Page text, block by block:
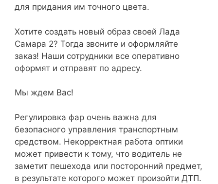
для придания им точного цвета.
Хотите создать новый образ своей Лада
Самара 2? Тогда звоните и оформляйте
заказ! Наши сотрудники все оперативно
оформят и отправят по адресу.
Мы ждем Вас!
Регулировка фар очень важна для
безопасного управления транспортным
средством. Некорректная работа оптики
может привести к тому, что водитель не
заметит пешехода или посторонний предмет,
в результате которого может произойти ДТП.